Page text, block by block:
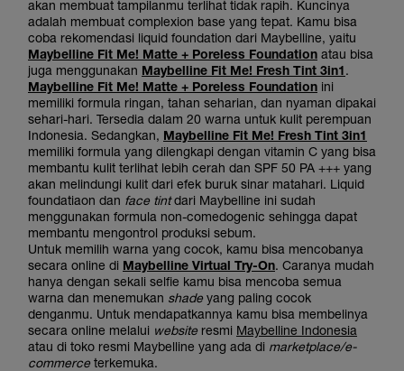
akan membuat tampilanmu terlihat tidak rapih. Kuncinya
adalah membuat complexion base yang tepat. Kamu bisa
coba rekomendasi liquid foundation dari Maybelline, yaitu
Maybelline Fit Me! Matte + Poreless Foundation atau bisa
juga menggunakan Maybelline Fit Me! Fresh Tint 3in1.
Maybelline Fit Me! Matte + Poreless Foundation ini
memiliki formula ringan, tahan seharian, dan nyaman dipakai
sehari-hari. Tersedia dalam 20 warna untuk kulit perempuan
Indonesia. Sedangkan, Maybelline Fit Me! Fresh Tint 3in1
memiliki formula yang dilengkapi dengan vitamin C yang bisa
membantu kulit terlihat lebih cerah dan SPF 50 PA +++ yang
akan melindungi kulit dari efek buruk sinar matahari. Liquid
foundatiaon dan face tintdari Maybelline ini sudah
menggunakan formula non-comedogenic sehingga dapat
membantu mengontrol produksi sebum.
Untuk memilih warna yang cocok, kamu bisa mencobanya
secara online di Maybelline Virtual Try-On. Caranya mudah
hanya dengan sekali selfie kamu bisa mencoba semua
warna dan menemukan shade yang paling cocok
denganmu. Untuk mendapatkannya kamu bisa membelinya
secara online melalui website resmi Maybelline Indonesia
atau di toko resmi Maybelline yang ada di marketplace/e-
commerce terkemuka.